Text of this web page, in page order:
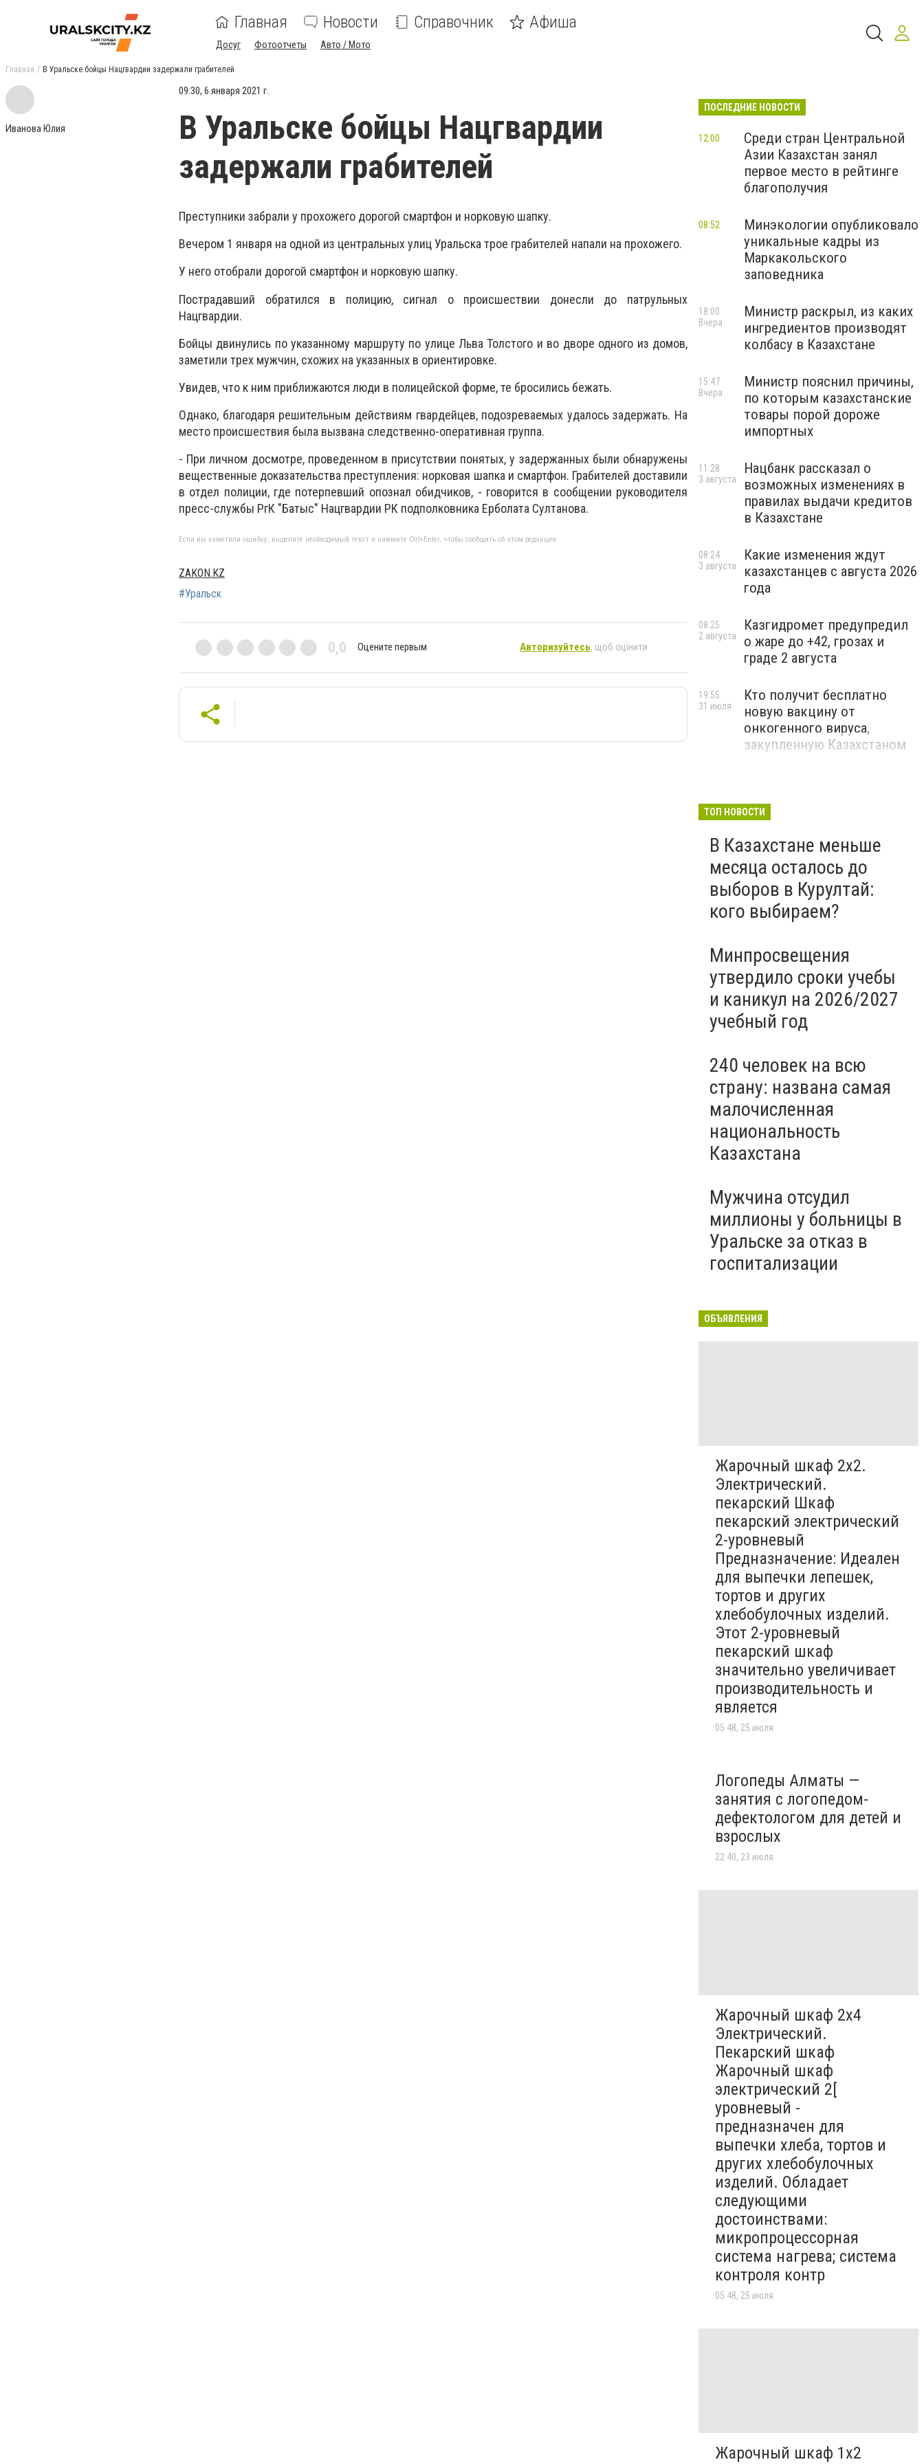
Главная Новости Справочник Афиша
Досуг Фотоотчеты Авто / Мото
Главная В Уральске бойцы Нацгвардии задержали грабителей
Иванова Юлия
09:30, 6 января 2021 г.
В Уральске бойцы Нацгвардии
задержали грабителей
Преступники забрали у прохожего дорогой смартфон и норковую шапку.
Вечером 1 января на одной из центральных улиц Уральска трое грабителей напали на прохожего.
У него отобрали дорогой смартфон и норковую шапку.
Пострадавший обратился в полицию, сигнал о происшествии донесли до патрульных
Нацгвардии.
Бойцы двинулись по указанному маршруту по улице Льва Толстого и во дворе одного из домов,
заметили трех мужчин, схожих на указанных в ориентировке.
Увидев, что к ним приближаются люди в полицейской форме, те бросились бежать.
Однако, благодаря решительным действиям гвардейцев, подозреваемых удалось задержать. На
место происшествия была вызвана следственно-оперативная группа.
- При личном досмотре, проведенном в присутствии понятых, у задержанных были обнаружены
вещественные доказательства преступления: норковая шапка и смартфон. Грабителей доставили
в отдел полиции, где потерпевший опознал обидчиков, - говорится в сообщении руководителя
пресс-службы РгК "Батыс" Нацгвардии РК подполковника Ерболата Султанова.
Если вы заметили ошибку, выделите необходимый текст и нажмите Ctrl+Enter, чтобы сообщить об этом редакции
ZAKON.KZ
#Уральск
0,0 Оцените первым Авторизуйтесь, щоб оцінити
ПОСЛЕДНИЕ НОВОСТИ
Среди стран Центральной
Азии Казахстан занял
первое место в рейтинге
благополучия
12:00
Минэкологии опубликовало
уникальные кадры из
Маркакольского
заповедника
08:52
Министр раскрыл, из каких
ингредиентов производят
колбасу в Казахстане
18:00
Вчера
Министр пояснил причины,
по которым казахстанские
товары порой дороже
импортных
15:47
Вчера
Нацбанк рассказал о
возможных изменениях в
правилах выдачи кредитов
в Казахстане
11:28
3 августа
Какие изменения ждут
казахстанцев с августа 2026
года
08:24
3 августа
Казгидромет предупредил
о жаре до +42, грозах и
граде 2 августа
08:25
2 августа
Кто получит бесплатно
новую вакцину от
онкогенного вируса,
закупленную Казахстаном
19:55
31 июля
ТОП НОВОСТИ
В Казахстане меньше
месяца осталось до
выборов в Курултай:
кого выбираем?
Минпросвещения
утвердило сроки учебы
и каникул на 2026/2027
учебный год
240 человек на всю
страну: названа самая
малочисленная
национальность
Казахстана
Мужчина отсудил
миллионы у больницы в
Уральске за отказ в
госпитализации
ОБЪЯВЛЕНИЯ
Жарочный шкаф 2х2.
Электрический.
пекарский Шкаф
пекарский электрический
2-уровневый
Предназначение: Идеален
для выпечки лепешек,
тортов и других
хлебобулочных изделий.
Этот 2-уровневый
пекарский шкаф
значительно увеличивает
производительность и
является
05:48, 25 июля
Логопеды Алматы —
занятия с логопедом-
дефектологом для детей и
взрослых
22:40, 23 июля
Жарочный шкаф 2х4
Электрический.
Пекарский шкаф
Жарочный шкаф
электрический 2[
уровневый -
предназначен для
выпечки хлеба, тортов и
других хлебобулочных
изделий. Обладает
следующими
достоинствами:
микропроцессорная
система нагрева; система
контроля контр
05:48, 25 июля
Жарочный шкаф 1х2